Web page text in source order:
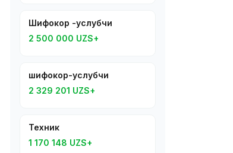
Шифокор -услубчи
2 500 000 UZS+
шифокор-услубчи
2 329 201 UZS+
Техник
1 170 148 UZS+